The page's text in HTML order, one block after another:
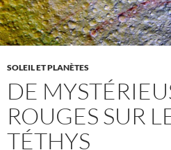
SOLEIL ET PLANÈTES
DE
ROUGES SUR
TÉTHYS